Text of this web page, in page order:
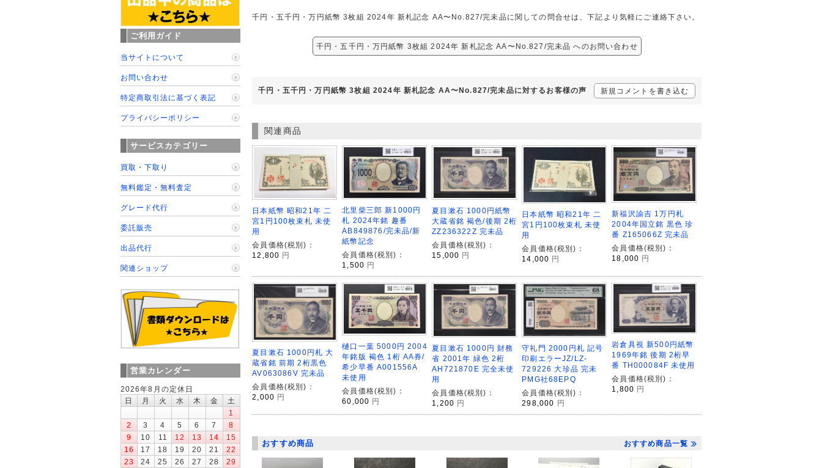
千円・五千円・万円紙幣 3枚組 2024年 新札記念 AA〜No.827/完未品に関しての問合せは、下記より気軽にご連絡下さい。
千円・五千円・万円紙幣 3枚組 2024年 新札記念 AA〜No.827/完未品 へのお問い合わせ
千円・五千円・万円紙幣 3枚組 2024年 新札記念 AA〜No.827/完未品に対するお客様の声 新規コメントを書き込む
関連商品
日本紙幣 昭和21年 二
宮1円100枚束札 未使
用
会員価格(税別)：
12,800 円
北里柴三郎 新1000円
札 2024年銘 趣番
AB849876/完未品/新
紙幣記念
会員価格(税別)：
1,500 円
夏目漱石 1000円紙幣
大蔵省銘 褐色/後期 2桁
ZZ236322Z 完未品
会員価格(税別)：
15,000 円
日本紙幣 昭和21年 二
宮1円100枚束札 未使
用
会員価格(税別)：
14,000 円
新福沢諭吉 1万円札
2004年国立銘 黒色 珍
番 Z165066Z 完未品
会員価格(税別)：
18,000 円
夏目漱石 1000円札 大
蔵省銘 前期 2桁黒色
AV063086V 完未品
会員価格(税別)：
2,000 円
樋口一葉 5000円 2004
年銘版 褐色 1桁 AA券/
希少早番 A001556A
未使用
会員価格(税別)：
60,000 円
夏目漱石 1000円 財務
省 2001年 緑色 2桁
AH721870E 完全未使
用
会員価格(税別)：
1,200 円
守礼門 2000円札 記号
印刷エラーJZ/LZ-
729226 大珍品 完未
PMG社68EPQ
会員価格(税別)：
298,000 円
岩倉具視 新500円紙幣
1969年銘 後期 2桁早
番 TH000084F 未使用
会員価格(税別)：
1,800 円
おすすめ商品 おすすめ商品一覧
ご利用ガイド
当サイトについて
お問い合わせ
特定商取引法に基づく表記
プライバシーポリシー
サービスカテゴリー
買取・下取り
無料鑑定・無料査定
グレード代行
委託販売
出品代行
関連ショップ
営業カレンダー
2026年8月の定休日
日
月 火 水 木 金
土
1
2
3 4 5 6 7
8
9
10 11 12 13 14
15
16
17 18 19 20 21
22
23
24 25 26 27 28
29